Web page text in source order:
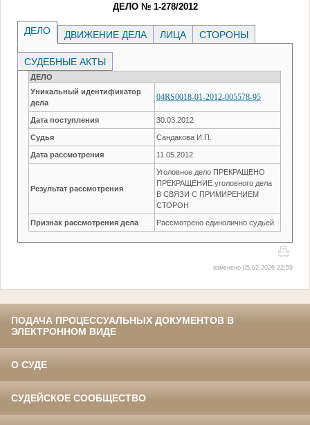
ДЕЛО № 1-278/2012
ДЕЛО ДВИЖЕНИЕ ДЕЛА ЛИЦА СТОРОНЫ
СУДЕБНЫЕ АКТЫ
ДЕЛО
Уникальный идентификатор
дела
04RS0018-01-2012-005578-95
Дата поступления 30.03.2012
Судья Сандакова И.П.
Дата рассмотрения 11.05.2012
Результат рассмотрения
Уголовное дело ПРЕКРАЩЕНО
ПРЕКРАЩЕНИЕ уголовного дела
В СВЯЗИ С ПРИМИРЕНИЕМ
СТОРОН
Признак рассмотрения дела Рассмотрено единолично судьей
изменено 05.02.2026 22:59
ПОДАЧА ПРОЦЕССУАЛЬНЫХ ДОКУМЕНТОВ В
ЭЛЕКТРОННОМ ВИДЕ
О СУДЕ
СУДЕЙСКОЕ СООБЩЕСТВО